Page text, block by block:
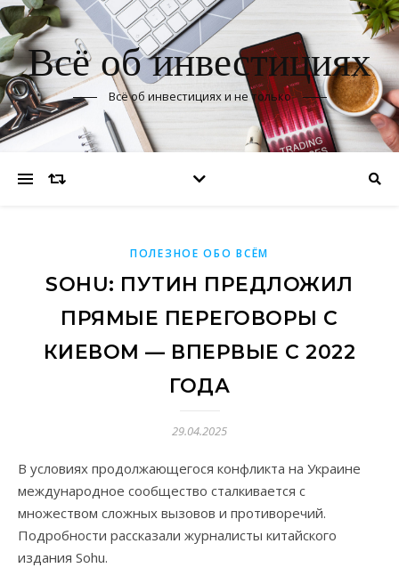
Всё об инвестициях
Всё об инвестициях и не только
ПОЛЕЗНОЕ ОБО ВСЁМ
SOHU: ПУТИН ПРЕДЛОЖИЛ
ПРЯМЫЕ ПЕРЕГОВОРЫ С
КИЕВОМ — ВПЕРВЫЕ С 2022
ГОДА
29.04.2025
В условиях продолжающегося конфликта на Украине
международное сообщество сталкивается с
множеством сложных вызовов и противоречий.
Подробности рассказали журналисты китайского
издания Sohu.